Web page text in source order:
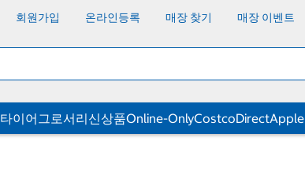
회원가입 온라인등록 매장 찾기 매장 이벤트
타이어그로서리신상품Online-OnlyCostcoDirectApple